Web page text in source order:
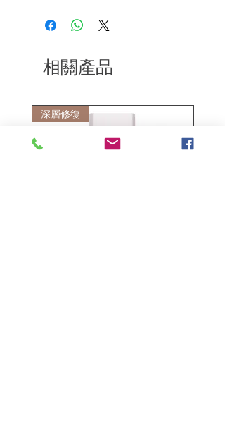
到我們的產品後的前7天內通過電子郵件
相關產品
深層修復